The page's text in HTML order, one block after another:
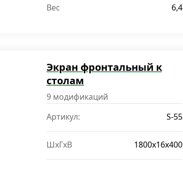
Вес 6,4
Экран фронтальный к
столам
9 модификаций
Артикул: S-55
ШxГxВ 1800х16х400